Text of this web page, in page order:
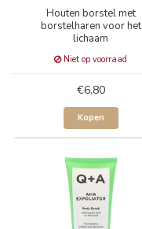
Houten borstel met
borstelharen voor het
lichaam
Niet op voorraad
€6,80
Kopen